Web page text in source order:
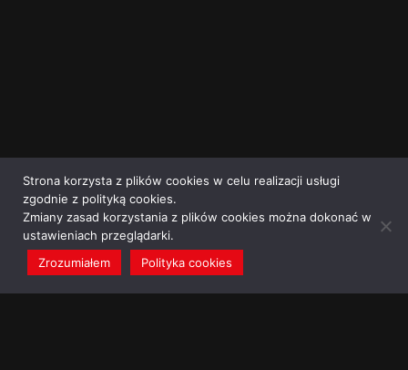
Strona korzysta z plików cookies w celu realizacji usługi
zgodnie z polityką cookies.
Zmiany zasad korzystania z plików cookies można dokonać w
ustawieniach przeglądarki.
Zrozumiałem
Polityka cookies